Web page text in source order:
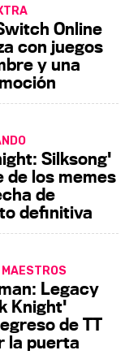
Online
con juegos
y una
Silksong'
de los memes
de
definitiva
Legacy
Knight'
de TT
la puerta